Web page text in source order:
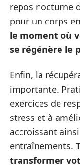
repos nocturne
pour un corps
le moment où
se régénère le
Enfin, la
importante.
exercices de
stress et à
accroissant
entraînements.
transformer